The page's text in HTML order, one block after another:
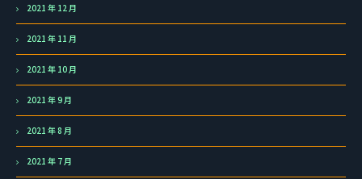
2021 年 12 月
2021 年 11 月
2021 年 10 月
2021 年 9 月
2021 年 8 月
2021 年 7 月